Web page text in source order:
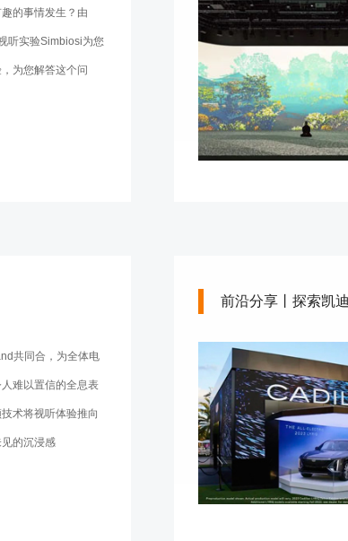
的事情发生？由
听实验Simbiosi为您
为您解答这个问
共同合，为全体电
难以置信的全息表
术将视听体验推向
的沉浸感
前沿分享丨探索凯